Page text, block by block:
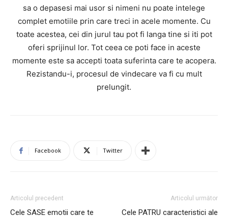
sa o depasesi mai usor si nimeni nu poate intelege
complet emotiile prin care treci in acele momente. Cu
toate acestea, cei din jurul tau pot fi langa tine si iti pot
oferi sprijinul lor. Tot ceea ce poti face in aceste
momente este sa accepti toata suferinta care te acopera.
Rezistandu-i, procesul de vindecare va fi cu mult
prelungit.
Facebook Twitter
Articolul precedent
Cele SASE emotii care te
Articolul următor
Cele PATRU caracteristici ale